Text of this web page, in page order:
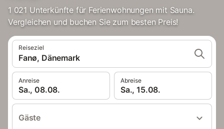
1 021 Unterkünfte für Ferienwohnungen mit Sauna.
Vergleichen und buchen Sie zum besten Preis!
Reiseziel
Fanø, Dänemark
Anreise
Sa., 08.08.
Abreise
Sa., 15.08.
Gäste